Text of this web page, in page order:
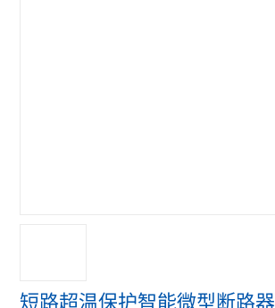
短路超温保护智能微型断路器